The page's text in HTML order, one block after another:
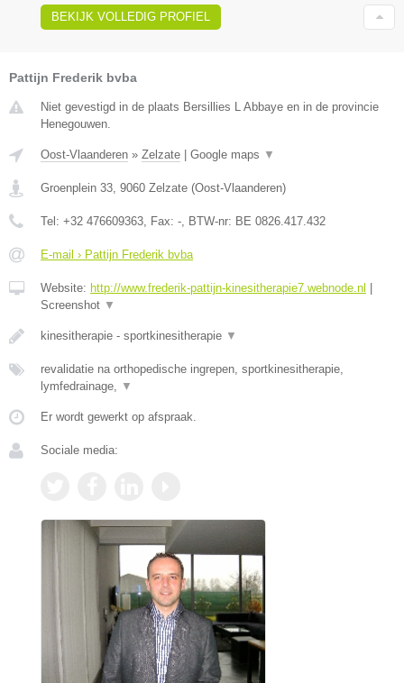
BEKIJK VOLLEDIG PROFIEL
Pattijn Frederik bvba
Niet gevestigd in de plaats Bersillies L Abbaye en in de provincie
Henegouwen.
Oost-Vlaanderen » Zelzate Google maps ▼
Groenplein 33, 9060 Zelzate (Oost-Vlaanderen)
Tel: +32 476609363, Fax: -, BTW-nr: BE 0826.417.432
E-mail › Pattijn Frederik bvba
Website: http://www.frederik-pattijn-kinesitherapie7.webnode.nl
Screenshot ▼
kinesitherapie - sportkinesitherapie ▼
revalidatie na orthopedische ingrepen, sportkinesitherapie,
lymfedrainage, ▼
Er wordt gewerkt op afspraak.
Sociale media: